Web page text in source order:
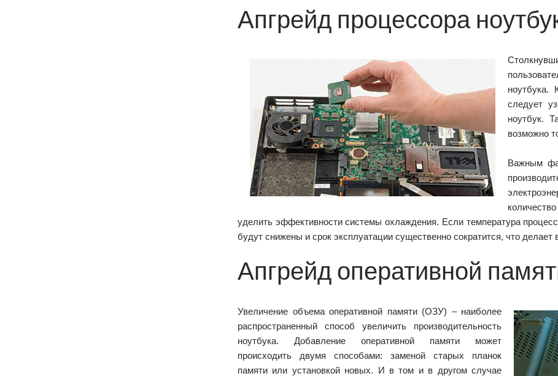
Апгрейд процессора
ноутбука.
следует
ноутбук.
возможно
Важным
уделить эффективности системы охлаждения. Если температура
будут снижены и срок эксплуатации существенно сократится, что
Апгрейд оперативной
Увеличение объема оперативной памяти (ОЗУ) – наиболее
распространенный способ увеличить производительность
ноутбука. Добавление оперативной памяти может
происходить двумя способами: заменой старых планок
памяти или установкой новых. И в том и в другом случае